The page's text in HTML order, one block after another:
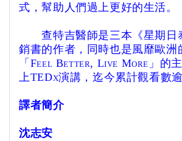
式，幫助人們過上更好的生活。
查特吉醫師是三本《星期日
銷書的作者，同時也是風靡歐洲
「Feel Better, Live More」的
上TEDx演講，迄今累計觀看數逾
譯者簡介
沈志安